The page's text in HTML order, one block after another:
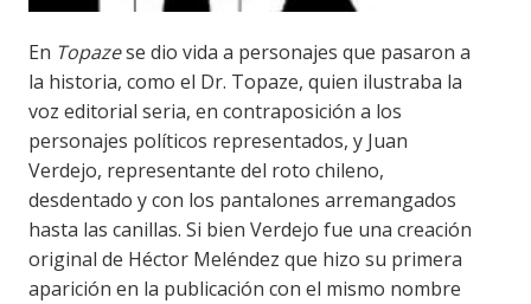
En Topazese dio vida a personajes que pasaron a
la historia, como el Dr. Topaze, quien ilustraba la
voz editorial seria, en contraposición a los
personajes políticos representados, y Juan
Verdejo, representante del roto chileno,
desdentado y con los pantalones arremangados
hasta las canillas. Si bien Verdejo fue una creación
original de Héctor Meléndez que hizo su primera
aparición en la publicación con el mismo nombre